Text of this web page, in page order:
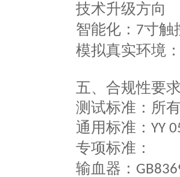
技术升级方向
智能化 ： 7寸触
模拟真实环境
五、 合规性要
测试标准：所
通用标准 ： YY
专项标准 ：
输血器：